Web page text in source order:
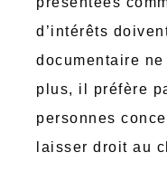
d’intérêts
documentaire
plus, il préfère
personnes
laisser droit au